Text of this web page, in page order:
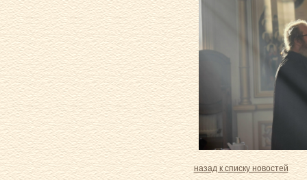
назад к списку новостей